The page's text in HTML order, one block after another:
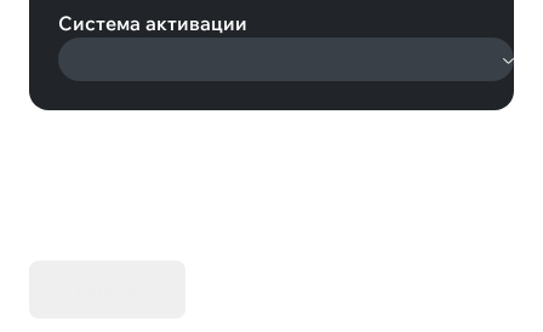
Система активации